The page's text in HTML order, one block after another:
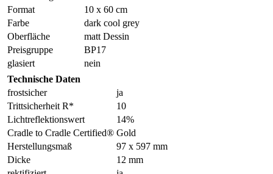
Format
10 x 60 cm
Farbe
dark cool grey
Oberfläche
matt Dessin
Preisgruppe
BP17
glasiert
nein
Technische Daten
frostsicher
ja
Trittsicherheit R*
10
Lichtreflektionswert
14%
Cradle to Cradle Certified® Gold
Herstellungsmaß
97 x 597 mm
Dicke
12 mm